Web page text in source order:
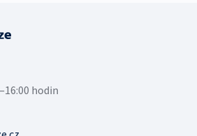
hodin